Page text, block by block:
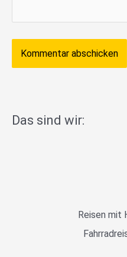
Das sind wir:
Reisen mit